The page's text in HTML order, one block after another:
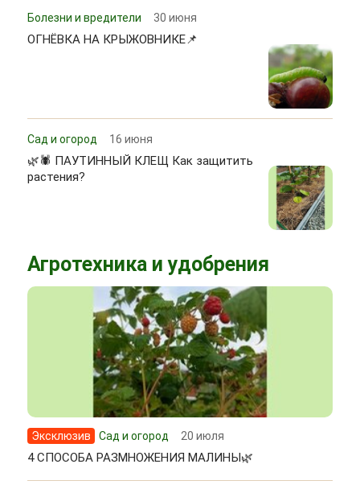
Болезни и вредители 30 июня
ОГНЁВКА НА КРЫЖОВНИКЕ📌
Сад и огород 16 июня
🌿🕷 ПАУТИННЫЙ КЛЕЩ Как защитить
растения?
Агротехника и удобрения
Эксклюзив Сад и огород 20 июля
4 СПОСОБА РАЗМНОЖЕНИЯ МАЛИНЫ🌿